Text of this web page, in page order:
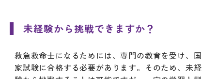
未経験から挑戦できますか？
救急救命士になるためには、専門の教育を受け、国
家試験に合格する必要があります。そのため、未経